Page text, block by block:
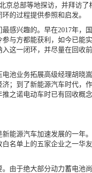
总部等地探访，并拜访了
的过程提供参照和启发。
兴趣的。早在2017年，
与方都能获利，如今已能
这一闭环，并尽量在回收
业务拓展高级经理胡晓
；到了新能源汽车时代，
之诺电动车时已有回收概
源汽车加速发展的一年
名单上的五家企业之一华
于绝大部分动力蓄电池